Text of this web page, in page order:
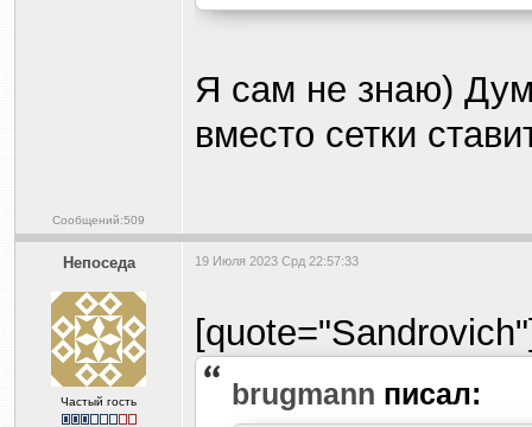
Сообщений:509
Я сам не знаю)
вместо сетки
Непоседа
Частый гость
19 Июля 2023 Срд 22:57:33
brugmann писал: